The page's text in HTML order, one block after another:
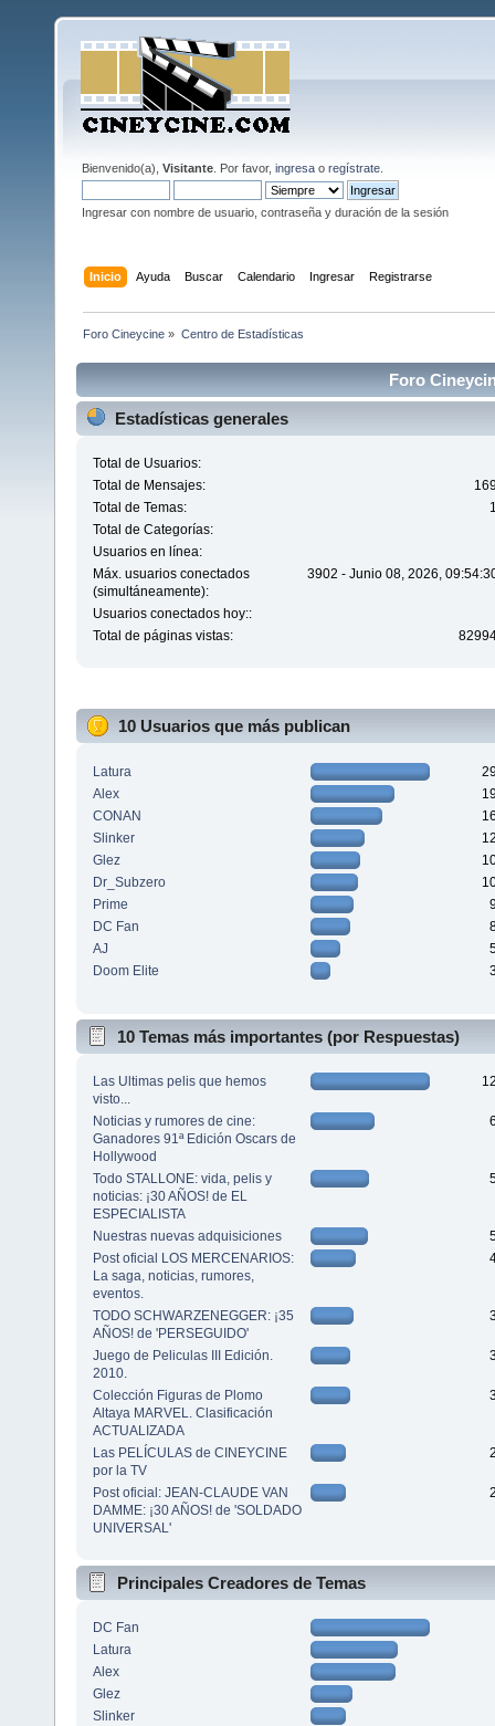
Bienvenido(a), Visitante . Por favor, ingresa o regístrate
Ingresar con nombre de usuario, contraseña y duración de la sesión
Inicio Ayuda Buscar Calendario Ingresar Registrarse
Foro Cineycine » Centro de Estadísticas
Foro
Estadísticas generales
Total de Usuarios:
Total de Mensajes:
Total de Temas:
Total de Categorías:
Usuarios en línea:
Máx. usuarios conectados
(simultáneamente):
3902 - Junio 08, 2026,
Usuarios conectados hoy::
Total de páginas vistas:
10 Usuarios que más publican
Latura
Alex
CONAN
Slinker
Glez
Dr_Subzero
Prime
DC Fan
AJ
Doom Elite
10 Temas más importantes (por Respuestas)
Las Ultimas pelis que hemos
visto...
Noticias y rumores de cine:
Ganadores 91ª Edición Oscars de
Hollywood
Todo STALLONE: vida, pelis y
noticias: ¡30 AÑOS! de EL
ESPECIALISTA
Nuestras nuevas adquisiciones
Post oficial LOS MERCENARIOS:
La saga, noticias, rumores,
eventos.
TODO SCHWARZENEGGER: ¡35
AÑOS! de 'PERSEGUIDO'
Juego de Peliculas III Edición.
2010.
Colección Figuras de Plomo
Altaya MARVEL. Clasificación
ACTUALIZADA
Las PELÍCULAS de CINEYCINE
por la TV
Post oficial: JEAN-CLAUDE VAN
DAMME: ¡30 AÑOS! de 'SOLDADO
UNIVERSAL'
Principales Creadores de Temas
DC Fan
Latura
Alex
Glez
Slinker